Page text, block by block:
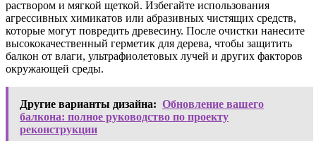
раствором и мягкой щеткой. Избегайте использования
агрессивных химикатов или абразивных чистящих средств,
которые могут повредить древесину. После очистки нанесите
высококачественный герметик для дерева, чтобы защитить
балкон от влаги, ультрафиолетовых лучей и других факторов
окружающей среды.
Другие варианты дизайна: Обновление вашего
балкона: полное руководство по проекту
реконструкции